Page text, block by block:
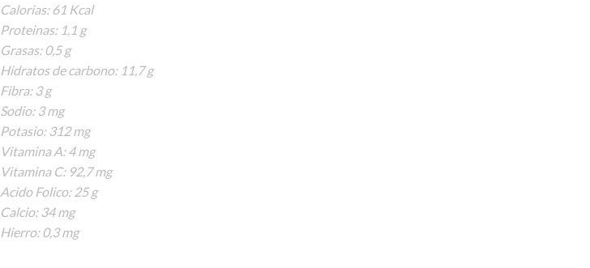
Calorias: 61 Kcal
Proteinas: 1,1 g
Grasas: 0,5 g
Hidratos de carbono: 11,7 g
Fibra: 3 g
Sodio: 3 mg
Potasio: 312 mg
Vitamina A: 4 mg
Vitamina C: 92,7 mg
Acido Folico: 25 g
Calcio: 34 mg
Hierro: 0,3 mg